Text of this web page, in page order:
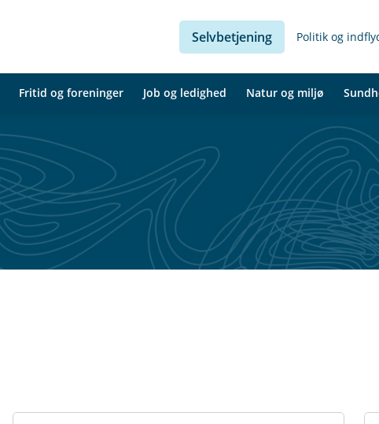
Selvbetjening Politik og
Fritid og foreninger Job og ledighed Natur og miljø